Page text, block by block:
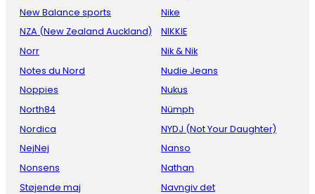
New Balance sports
NZA (New Zealand Auckland)
Norr
Notes du Nord
Noppies
North84
Nordica
NejNej
Nonsens
Støjende maj
Nike
NIKKIE
Nik & Nik
Nudie Jeans
Nukus
Nümph
NYDJ (Not Your Daughter)
Nanso
Nathan
Navngiv det